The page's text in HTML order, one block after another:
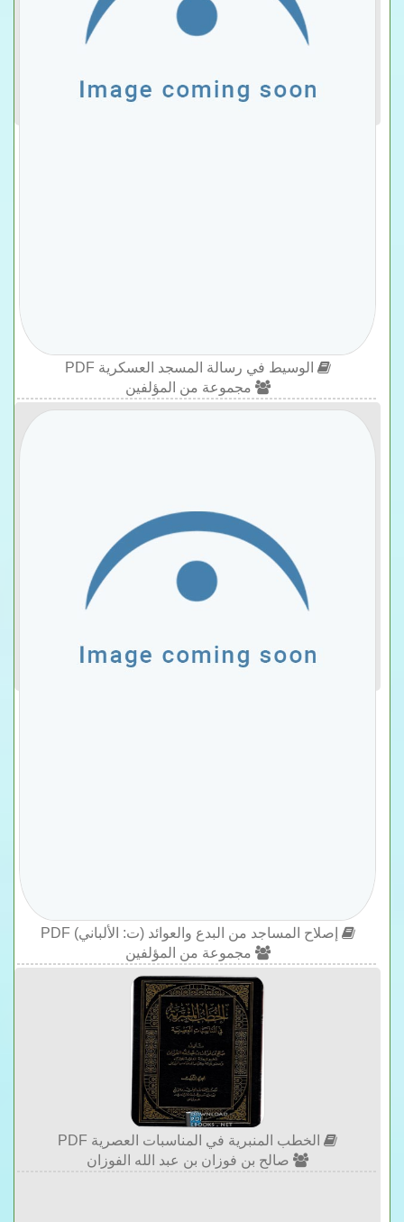
الوسيط في رسالة المسجد العسكرية PDF
مجموعة من المؤلفين
إصلاح المساجد من البدع والعوائد (ت: الألباني) PDF
مجموعة من المؤلفين
الخطب المنبرية في المناسبات العصرية PDF
صالح بن فوزان بن عبد الله الفوزان